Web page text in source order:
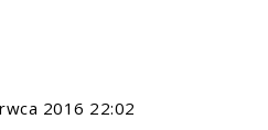
2016 22:02